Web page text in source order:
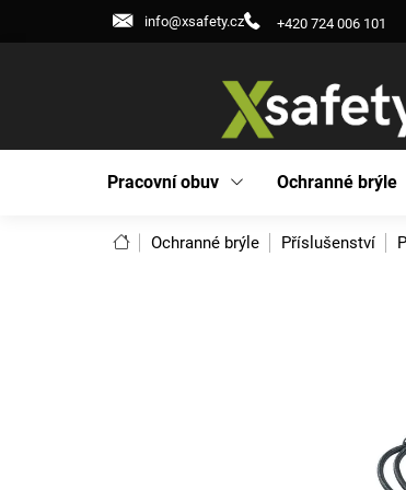
+420 724 006 101
info@xsafety.cz
Pracovní obuv Ochranné brýle
DomůOchranné brýle Příslušenství